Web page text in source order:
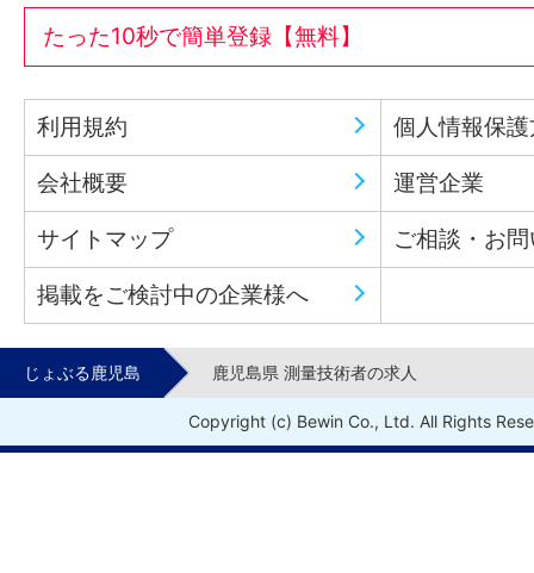
たった10秒で簡単登録【無料】
利用規約 個人情報保
会社概要 運営企業
サイトマップ ご相談・お
掲載をご検討中の企業様へ
じょぶる鹿児島 鹿児島県 測量技術者の求人
Copyright (c) Bewin Co., Ltd. All Rights